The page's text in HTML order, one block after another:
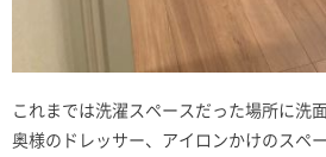
これまでは洗濯スペースだった場所に洗
奥様のドレッサー、アイロンかけのスペ